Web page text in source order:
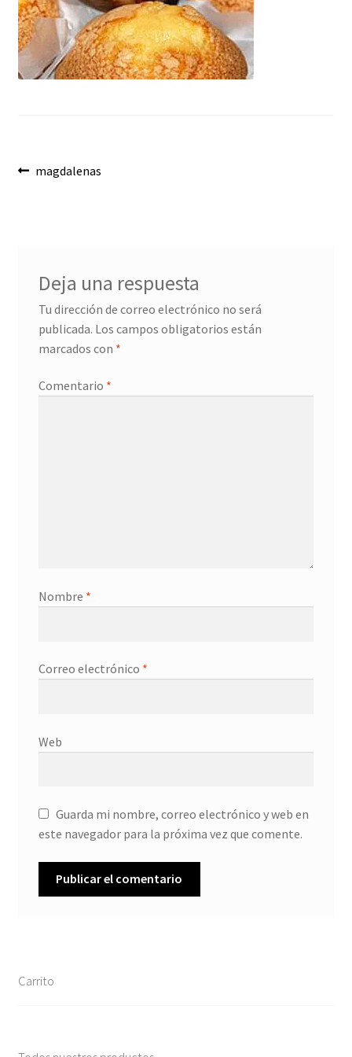
Finalizar compra
Mi cuenta
Pescados y Mariscos
Política de Privacidad Y Cookies
Navegación
Anterior:
magdalenas
Deja una respuesta
Tu dirección de correo electrónico no será
publicada. Los campos obligatorios están
marcados con *
Comentario *
Nombre *
Correo electrónico *
Web
Guarda mi nombre, correo electrónico y web en
este navegador para la próxima vez que comente.
Carrito